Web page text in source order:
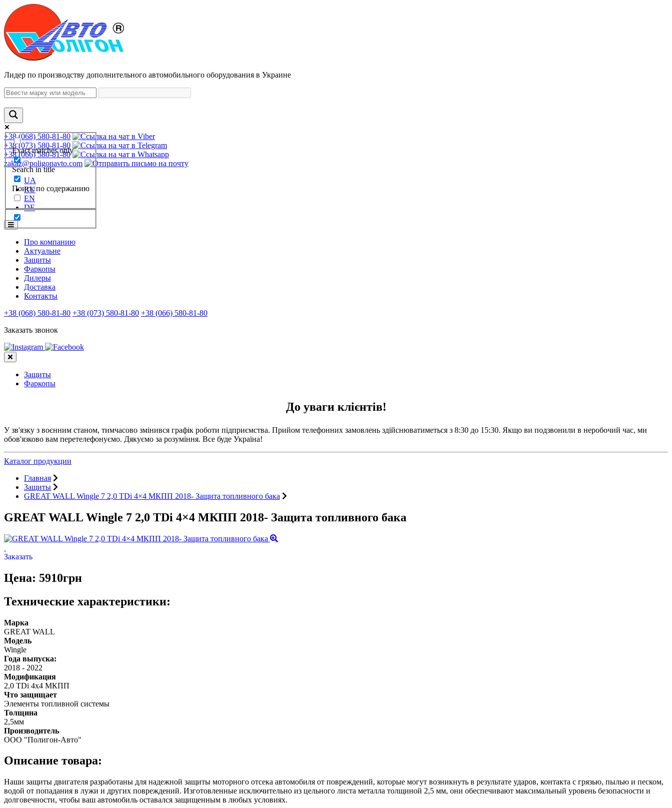
Лидер по производству дополнительного автомобильного оборудования в Украине
Exact matches only
Search in title
Поиск по содержанию
+38 (068) 580-81-80
+38 (073) 580-81-80
+38 (066) 580-81-80
zakaz@poligonavto.com
UA
RU
EN
DE
Про компанию
Актуальне
Защиты
Фаркопы
Дилеры
Доставка
Контакты
+38 (068) 580-81-80 +38 (073) 580-81-80 +38 (066) 580-81-80
Заказать звонок
Защиты
Фаркопы
До уваги клієнтів!
У зв'язку з воєнним станом, тимчасово змінився графік роботи підприємства. Прийом телефонних замовлень здійснюватиметься з 8:30 до 15:30. Якщо ви подзвонили в неробочий час, ми
обов'язково вам перетелефонуємо. Дякуємо за розуміння. Все буде Україна!
Каталог продукции
Главная
Защиты
GREAT WALL Wingle 7 2,0 TDi 4×4 МКПП 2018- Защита топливного бака
GREAT WALL Wingle 7 2,0 TDi 4×4 МКПП 2018- Защита топливного бака
Заказать
Цена: 5910грн
Технические характеристики:
Марка
GREAT WALL
Модель
Wingle
Года выпуска:
2018 - 2022
Модификация
2,0 TDi 4x4 МКПП
Что защищает
Элементы топливной системы
Толщина
2,5мм
Производитель
ООО "Полигон-Авто"
Описание товара:
Наши защиты двигателя разработаны для надежной защиты моторного отсека автомобиля от повреждений, которые могут возникнуть в результате ударов, контакта с грязью, пылью и песком,
водой от попадания в лужи и других повреждений. Изготовленные исключительно из цельного листа металла толщиной 2,5 мм, они обеспечивают максимальный уровень безопасности и
долговечности, чтобы ваш автомобиль оставался защищенным в любых условиях.